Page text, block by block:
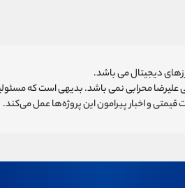
دیجیتال می باشد.
علیرضا محرابی نمی باشد. بدیهی است که
و اخبار پیرامون این پروژه‌‌ها عمل می‌کند.